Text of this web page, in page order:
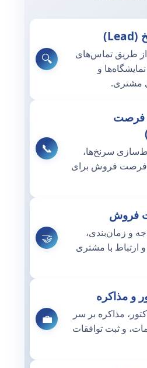
🔍
طریق تماس‌های
و
مشتری.
📞
فرصت
سرنخ‌ها،
فرصت فروش برای
🤝
و زمان‌بندی،
ارتباط با مشتری
💼
مذاکره بر سر
و ثبت توافقات